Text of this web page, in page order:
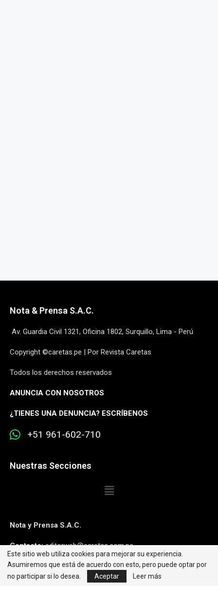
Nota & Prensa S.A.C.
Av. Guardia Civil 1321, Oficina 1802, Surquillo, Lima - Perú
Copyright ©caretas.pe | Por Revista Caretas
Todos los derechos reservados
ANUNCIA CON NOSOTROS
¿TIENES UNA DENUNCIA? ESCRÍBENOS
+51 961-602-710
Nuestras Secciones
Nota y Prensa S.A.C.
Contacto:editorweb@caretas.com.pe
Síguenos:
Este sitio web utiliza cookies para mejorar su experiencia.
Asumiremos que está de acuerdo con esto, pero puede optar por
no participar si lo desea.
Aceptar Leer más